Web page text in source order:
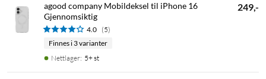
agood company Mobildeksel til iPhone 16
Gjennomsiktig
4.0 (5)
Finnes i 3 varianter
249,-
Nettlager: 5+ st